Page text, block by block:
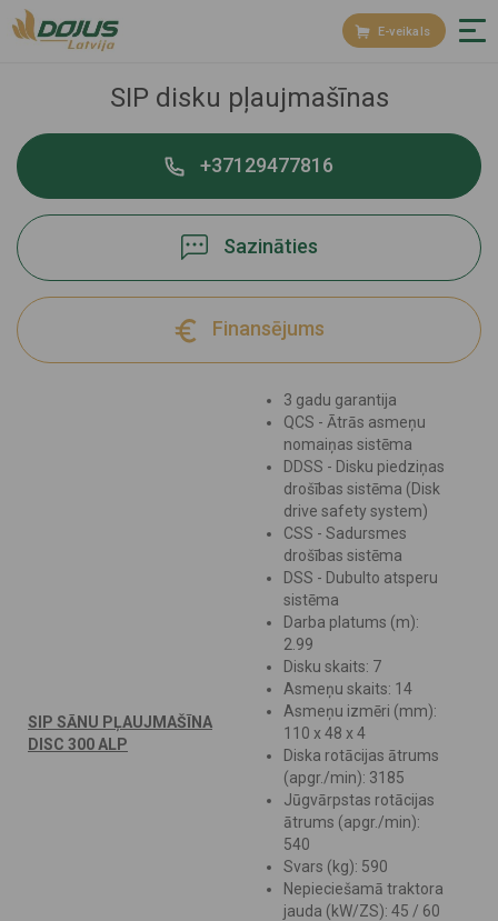
E-veikals
SIP disku pļaujmašīnas
SIP SĀNU PĻAUJMAŠĪNA
DISC 300 ALP
3 gadu garantija
QCS - Ātrās asmeņu
nomaiņas sistēma
DDSS - Disku piedziņas
drošības sistēma (Disk
drive safety system)
CSS - Sadursmes
drošības sistēma
DSS - Dubulto atsperu
sistēma
Darba platums (m):
2.99
Disku skaits: 7
Asmeņu skaits: 14
Asmeņu izmēri (mm):
110 x 48 x 4
Diska rotācijas ātrums
(apgr./min): 3185
Jūgvārpstas rotācijas
ātrums (apgr./min):
540
Svars (kg): 590
Nepieciešamā traktora
jauda (kW/ZS): 45 / 60
+37129477816
Sazināties
Finansējums